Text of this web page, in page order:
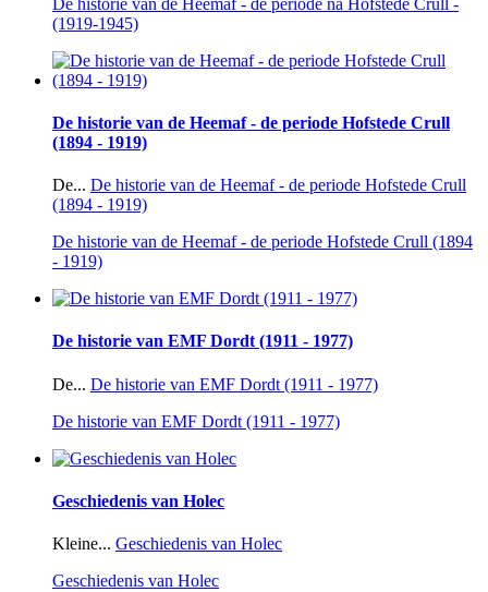
(1919-1945)
De historie van de Heemaf - de periode Hofstede Crull
(1894 - 1919)
De... De historie van de Heemaf - de periode Hofstede Crull
(1894 - 1919)
De historie van de Heemaf - de periode Hofstede Crull (1894
- 1919)
De historie van EMF Dordt (1911 - 1977)
De... De historie van EMF Dordt (1911 - 1977)
De historie van EMF Dordt (1911 - 1977)
Geschiedenis van Holec
Kleine... Geschiedenis van Holec
Geschiedenis van Holec